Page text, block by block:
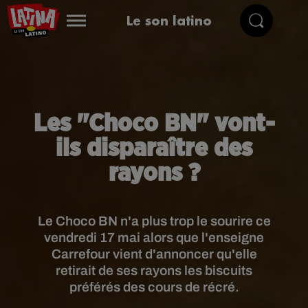
Le son latino
Les "Choco BN" vont-
ils disparaître des
rayons ?
Le Choco BN n'a plus trop le sourire ce
vendredi 17 mai alors que l'enseigne
Carrefour vient d'annoncer qu'elle
retirait de ses rayons les biscuits
préférés des cours de récré.